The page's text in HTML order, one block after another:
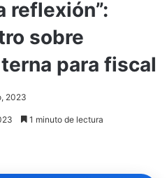
reflexión”:
sobre
para fiscal
2023
1 minuto de lectura